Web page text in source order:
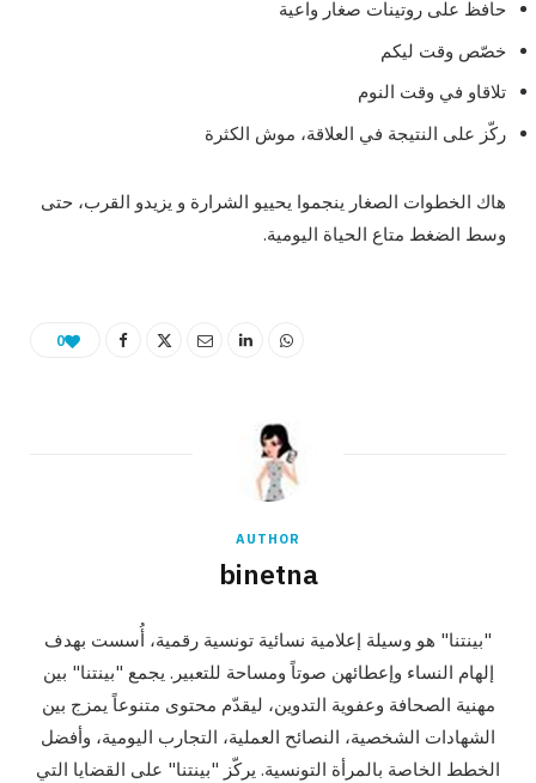
حافظ على روتينات صغار واعية
خصّص وقت ليكم
تلاقاو في وقت النوم
ركّز على النتيجة في العلاقة، موش الكثرة
هاك الخطوات الصغار ينجموا يحييو الشرارة و يزيدو القرب، حتى
وسط الضغط متاع الحياة اليومية.
0
AUTHOR
binetna
"بينتنا" هو وسيلة إعلامية نسائية تونسية رقمية، أُسست بهدف
إلهام النساء وإعطائهن صوتاً ومساحة للتعبير. يجمع "بينتنا" بين
مهنية الصحافة وعفوية التدوين، ليقدّم محتوى متنوعاً يمزج بين
الشهادات الشخصية، النصائح العملية، التجارب اليومية، وأفضل
الخطط الخاصة بالمرأة التونسية. يركّز "بينتنا" على القضايا التي